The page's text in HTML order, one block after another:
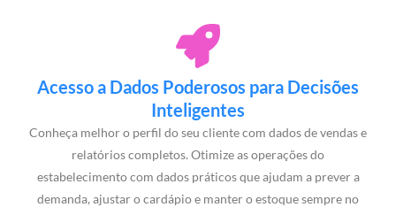
Acesso a Dados Poderosos para Decisões
Inteligentes
Conheça melhor o perfil do seu cliente com dados de vendas e
relatórios completos. Otimize as operações do
estabelecimento com dados práticos que ajudam a prever a
demanda, ajustar o cardápio e manter o estoque sempre no